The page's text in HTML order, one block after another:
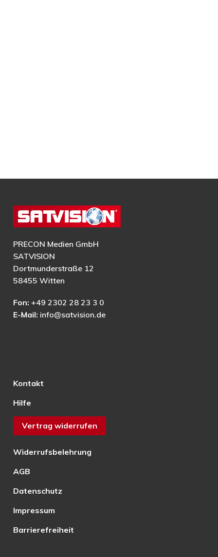
PRECON Medien GmbH
SATVISION
Dortmunderstraße 12
58455 Witten
Fon: +49 2302 28 23 3 0
E-Mail: info@satvision.de
Kontakt
Hilfe
Vertrag widerrufen
Widerrufsbelehrung
AGB
Datenschutz
Impressum
Barrierefreiheit